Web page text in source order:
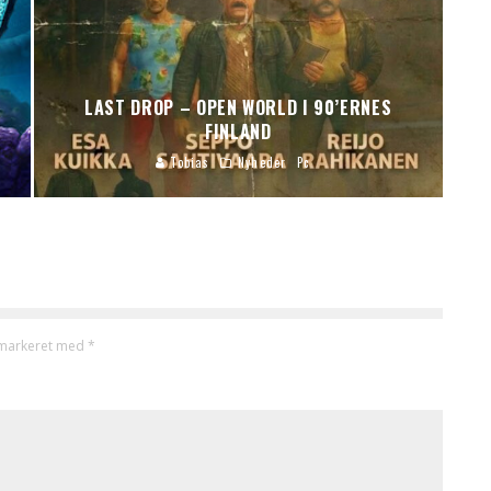
LAST DROP – OPEN WORLD I 90’ERNES
FINLAND
Tobias Nyheder Pc
med *